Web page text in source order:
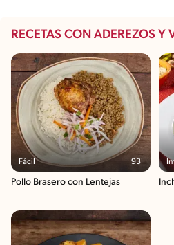
RECETAS CON ADEREZOS Y
Fácil 93'
Pollo Brasero con Lentejas